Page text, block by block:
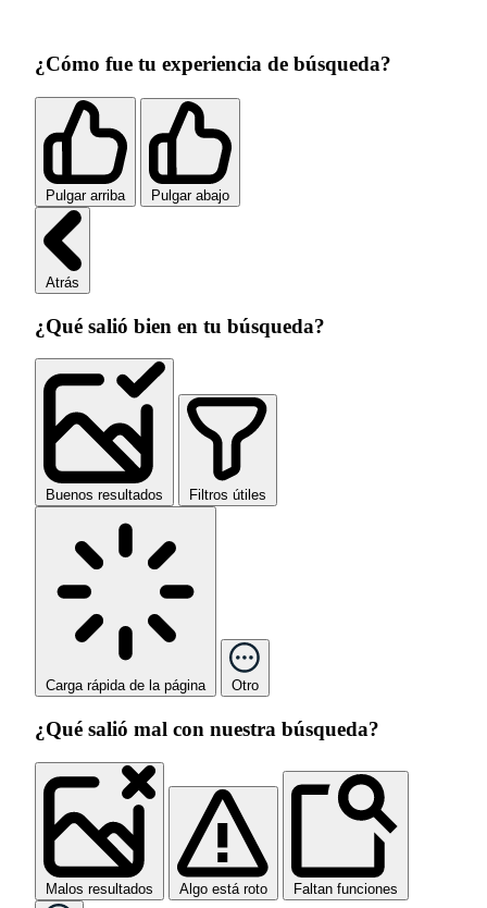
¿Cómo fue tu experiencia de búsqueda?
Pulgar arriba Pulgar abajo
Atrás
¿Qué salió bien en tu búsqueda?
Buenos resultados Filtros útiles
Carga rápida de la página Otro
¿Qué salió mal con nuestra búsqueda?
Malos resultados Algo está roto Faltan funciones